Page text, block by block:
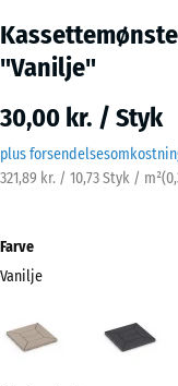
"Vanilje"
30,00 kr. / Styk
plus
321,89 kr. / 10,73 Styk / m²(
Farve
Vanilje
(active)